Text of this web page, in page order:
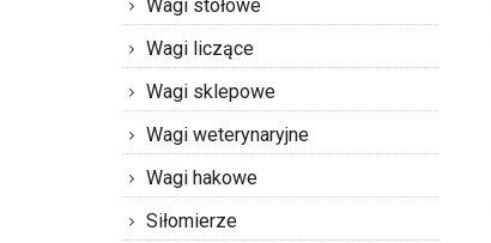
Wagi stołowe
Wagi liczące
Wagi sklepowe
Wagi weterynaryjne
Wagi hakowe
Siłomierze